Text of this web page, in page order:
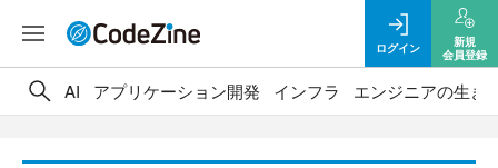
ログイン
新規
会員登録
AI アプリケーション開発 インフラ エンジニアの生き